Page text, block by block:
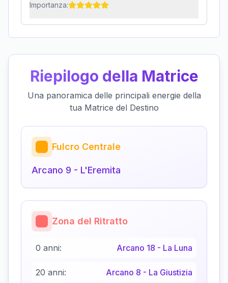
Importanza:
Riepilogo della Matrice
Una panoramica delle principali energie della
tua Matrice del Destino
Fulcro Centrale
Arcano 9 - L'Eremita
Zona del Ritratto
0 anni: Arcano 18 - La Luna
20 anni: Arcano 8 - La Giustizia